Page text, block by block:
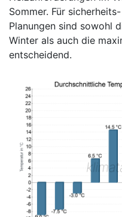
Sommer. Für
Planungen sind sowohl
Winter als auch die
entscheidend.